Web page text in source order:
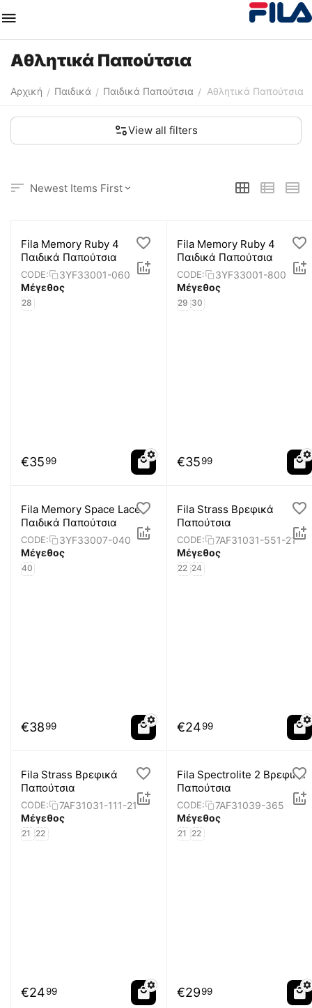
Αθλητικά Παπούτσια
Αρχική / Παιδικά / Παιδικά Παπούτσια / Αθλητικά Παπούτσια
View all filters
Newest Items First
Fila Memory Ruby 4
Παιδικά Παπούτσια
CODE:
3YF33001-060
Μέγεθος
28
€3599
Fila Memory Ruby 4
Παιδικά Παπούτσια
CODE:
3YF33001-800
Μέγεθος
29 30
€3599
Fila Memory Space Lace
Παιδικά Παπούτσια
CODE:
3YF33007-040
Μέγεθος
40
€3899
Fila Strass Βρεφικά
Παπούτσια
CODE:
7AF31031-551-21
Μέγεθος
22 24
€2499
Fila Strass Βρεφικά
Παπούτσια
CODE:
7AF31031-111-21
Μέγεθος
21 22
€2499
Fila Spectrolite 2 Βρεφικά
Παπούτσια
CODE:
7AF31039-365
Μέγεθος
21 22
€2999